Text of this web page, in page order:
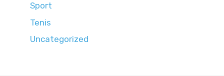
Sport
Tenis
Uncategorized